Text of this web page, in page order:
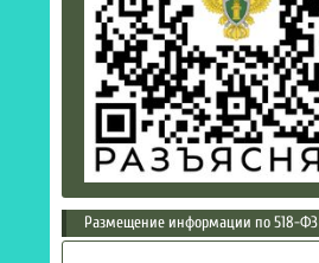
Размещение информации по 518-ФЗ